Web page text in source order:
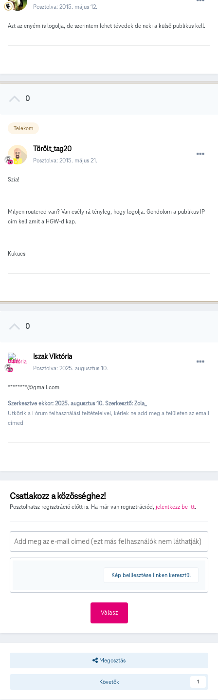
Posztolva: 2015. május 12.
Azt az enyém is logolja, de szerintem lehet tévedek de neki a külső publikus kell.
0
Telekom
Törölt_tag20
Posztolva: 2015. május 21.
Szia!
Milyen routered van? Van esély rá tényleg, hogy logolja. Gondolom a publikus IP
cím kell amit a HGW-d kap.
Kukucs
0
iszak Viktória
Posztolva: 2025. augusztus 10.
********@gmail.com
Szerkesztve ekkor: 2025. augusztus 10. Szerkesztő: Zola_
Ütközik a Fórum felhasználási feltételeivel, kérlek ne add meg a felületen az email
címed
Csatlakozz a közösséghez!
Posztolhatsz regisztráció előtt is. Ha már van regisztrációd, jelentkezz be itt.
Kép beillesztése linken keresztül
Válasz
Megosztás
Követők 1